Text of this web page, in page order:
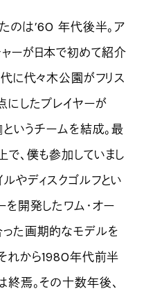
のは’60 年代後半。ア
ーが日本で初めて紹介
に代々木公園がフリス
にしたプレイヤーが
というチームを結成。最
、僕も参加していまし
やディスクゴルフとい
を開発したワム・オー
た画期的なモデルを
れから1‌9‌8‌0年代前半
終焉。その十数年後、